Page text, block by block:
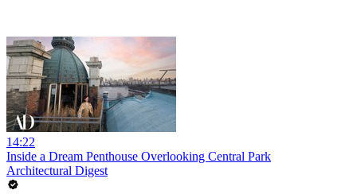
14:22
Inside a Dream Penthouse Overlooking Central Park
Architectural Digest